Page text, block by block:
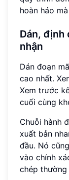
hoàn hảo
Dán,
nhận
Dán đoạn
cao nhất.
Xem trước
cuối cùng
Chuỗi hành
xuất bản
đầu. Nó
vào chính
chép thường